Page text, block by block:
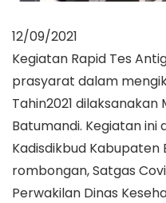
12/09/2021
Kegiatan Rapid Tes
prasyarat dalam
Tahin2021 dilaksanakan
Batumandi. Kegiatan ini
Kadisdikbud
rombongan, Satgas
Perwakilan Dinas